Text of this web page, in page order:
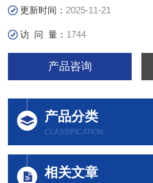
更新时间： 2025-11-21
访 问 量： 1744
产品咨询
产品分类
CLASSIFICATION
相关文章